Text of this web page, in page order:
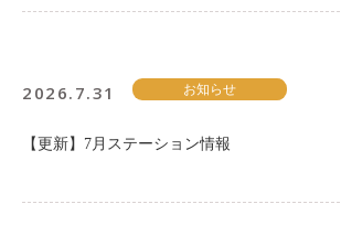
2026.7.31 お知らせ
【更新】7月ステーション情報